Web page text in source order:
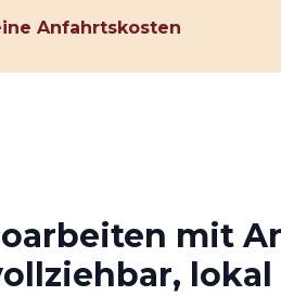
Anfahrtskosten
mit
lokal